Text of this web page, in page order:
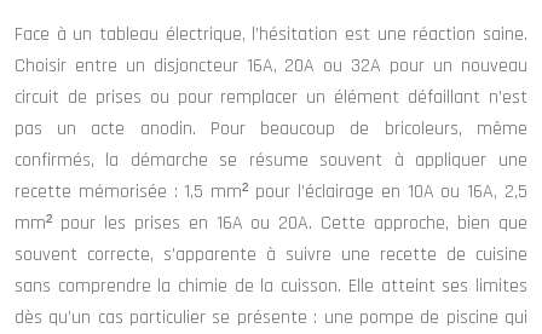
Face à un tableau électrique, l’hésitation est une réaction saine.
Choisir entre un disjoncteur 16A, 20A ou 32A pour un nouveau
circuit de prises ou pour remplacer un élément défaillant n’est
pas un acte anodin. Pour beaucoup de bricoleurs, même
confirmés, la démarche se résume souvent à appliquer une
recette mémorisée : 1,5 mm² pour l’éclairage en 10A ou 16A, 2,5
mm² pour les prises en 16A ou 20A. Cette approche, bien que
souvent correcte, s’apparente à suivre une recette de cuisine
sans comprendre la chimie de la cuisson. Elle atteint ses limites
dès qu’un cas particulier se présente : une pompe de piscine qui